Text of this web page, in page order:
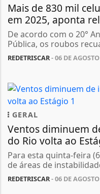
Mais de 830 mil
em 2025, aponta
De acordo com o 20°
Pública, os roubos
REDETRISCAR- 06 DE AGOSTO
GERAL
Ventos diminuem
do Rio volta ao
Para esta quinta-feira
de áreas de
REDETRISCAR- 06 DE AGOSTO